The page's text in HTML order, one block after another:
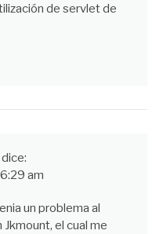
de servlet de
dice:
am
un problema al
Jkmount, el cual me